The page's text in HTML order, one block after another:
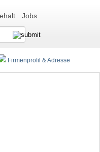
Jobs
Firmenprofil & Adresse